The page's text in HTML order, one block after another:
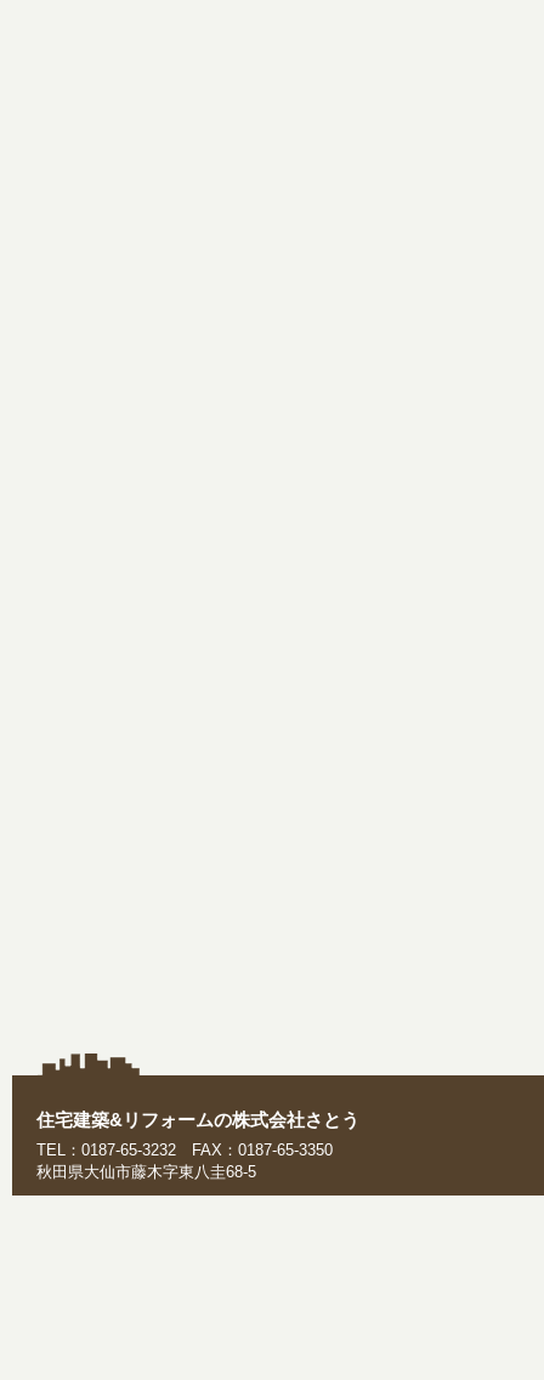
住宅建築&リフォームの株式会社さとう
TEL：0187-65-3232 FAX：0187-65-3350
秋田県大仙市藤木字東八圭68-5